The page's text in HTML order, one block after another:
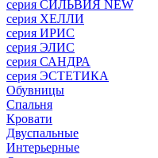
серия СИЛЬВИЯ NEW
серия ХЕЛЛИ
серия ИРИС
серия ЭЛИС
серия САНДРА
серия ЭСТЕТИКА
Обувницы
Спальня
Кровати
Двуспальные
Интерьерные